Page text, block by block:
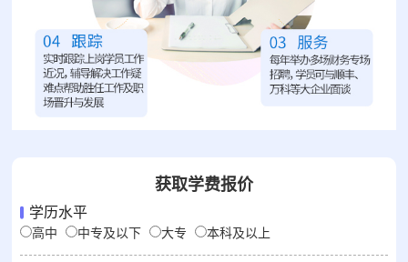
获取学费报价
学历水平
高中 中专及以下 大专 本科及以上